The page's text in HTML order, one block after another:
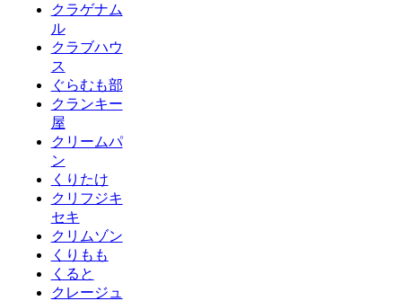
クラゲナム
ル
クラブハウ
ス
ぐらむも部
クランキー
屋
クリームパ
ン
くりたけ
クリフジキ
セキ
クリムゾン
くりもも
くると
クレージュ